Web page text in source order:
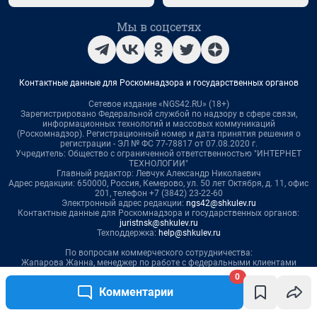
Комментарии
0
Мы в соцсетях
Контактные данные для Роскомнадзора и государственных органов
Сетевое издание «NGS42.RU» (18+)
Зарегистрировано Федеральной службой по надзору в сфере связи,
информационных технологий и массовых коммуникаций
(Роскомнадзор). Регистрационный номер и дата принятия решения о
регистрации - ЭЛ № ФС 77-78817 от 07.08.2020 г.
Учредитель: Общество с ограниченной ответственностью "ИНТЕРНЕТ
ТЕХНОЛОГИИ"
Главный редактор: Левчук Александр Николаевич
Адрес редакции: 650000, Россия, Кемерово, ул. 50 лет Октября, д. 11, офис
201, телефон +7 (3842) 23-22-60
Электронный адрес редакции: ngs42@shkulev.ru
Контактные данные для Роскомнадзора и государственных органов:
juristnsk@shkulev.ru
Техподдержка: help@shkulev.ru
По вопросам коммерческого сотрудничества:
Жапарова Жанна, менеджер по работе с федеральными клиентами
, моб. + 7 982 640 34 32
Ревина Мария, директор по работе с федеральными клиентами
mariya.revina@shkulev.ru, моб. +7 910 402 4056